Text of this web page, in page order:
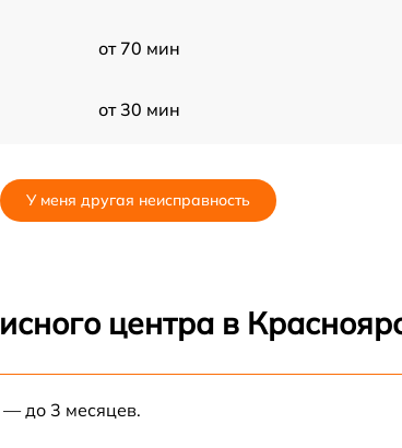
от 70 мин
от 30 мин
от 30 мин
У меня другая неисправность
центра в
— до 3 месяцев.